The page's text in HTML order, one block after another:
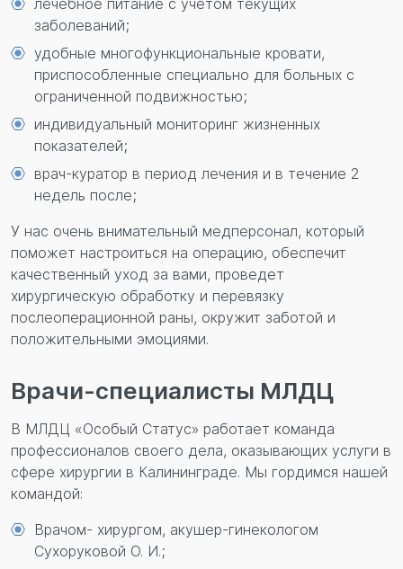
лечебное питание с учетом текущих
заболеваний;
удобные многофункциональные кровати,
приспособленные специально для больных с
ограниченной подвижностью;
индивидуальный мониторинг жизненных
показателей;
врач-куратор в период лечения и в течение 2
недель после;
У нас очень внимательный медперсонал, который
поможет настроиться на операцию, обеспечит
качественный уход за вами, проведет
хирургическую обработку и перевязку
послеоперационной раны, окружит заботой и
положительными эмоциями.
Врачи-специалисты МЛДЦ
В МЛДЦ «Особый Статус» работает команда
профессионалов своего дела, оказывающих услуги в
сфере хирургии в Калининграде. Мы гордимся нашей
командой:
Врачом- хирургом, акушер-гинекологом
Сухоруковой О. И.;